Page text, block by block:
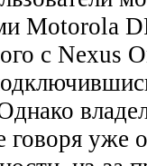
Motorola
с Nexus
говоря уже